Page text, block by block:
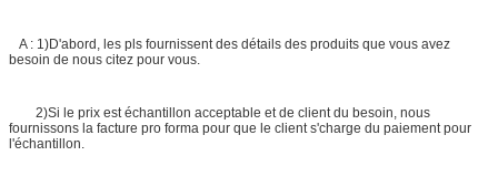
A : 1)D'abord, les pls fournissent des détails des produits que vous avez
besoin de nous citez pour vous.
2)Si le prix est échantillon acceptable et de client du besoin, nous
fournissons la facture pro forma pour que le client s'charge du paiement pour
l'échantillon.